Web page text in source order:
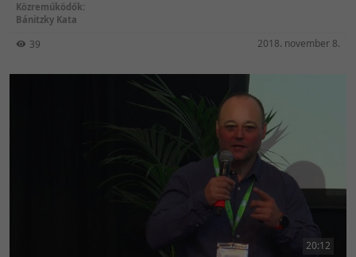
Közreműködők:
Bánitzky Kata
39 2018. november 8.
20:12